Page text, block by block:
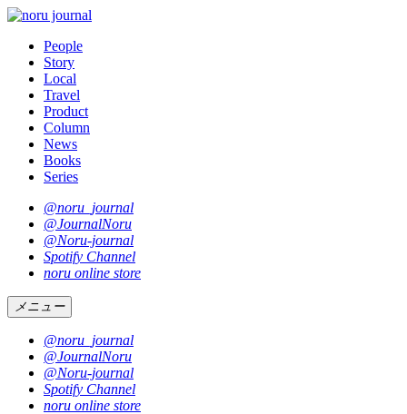
People
Story
Local
Travel
Product
Column
News
Books
Series
@noru_journal
@JournalNoru
@Noru-journal
Spotify Channel
noru online store
メニュー
@noru_journal
@JournalNoru
@Noru-journal
Spotify Channel
noru online store